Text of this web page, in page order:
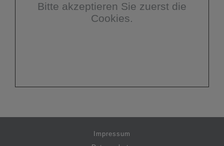
Bitte akzeptieren Sie zuerst die
Cookies.
Impressum